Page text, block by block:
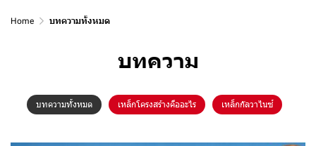
Home บทความทั้งหมด
บทความ
บทความทั้งหมด เหล็กโครงสร้างคืออะไร เหล็กกัลวาไนซ์